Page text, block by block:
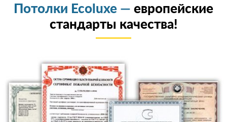
Потолки Ecoluxe — европейские
стандарты качества!